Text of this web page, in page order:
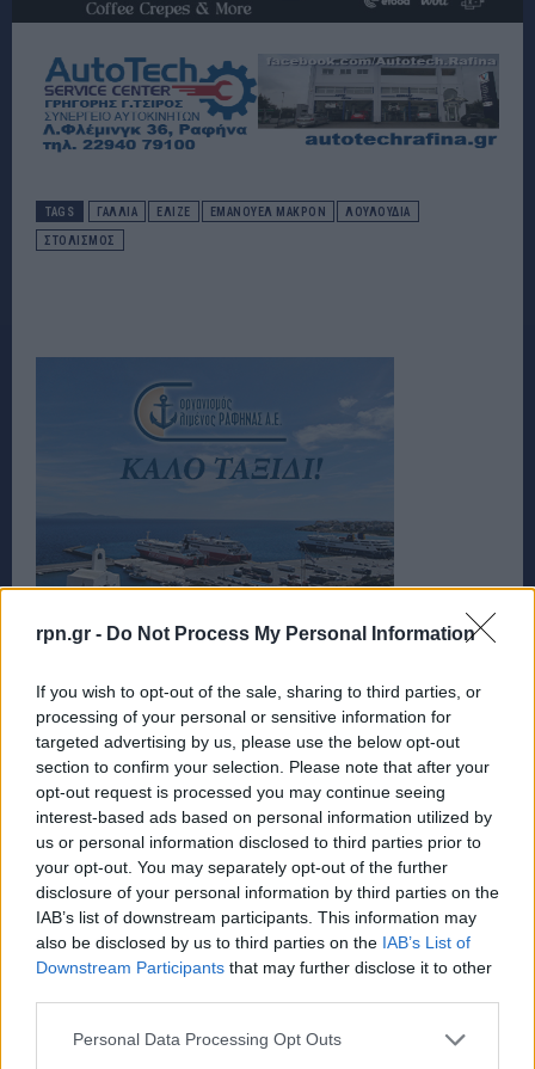
rpn.gr - Do Not Process My Personal Information
If you wish to opt-out of the sale, sharing to third parties, or
processing of your personal or sensitive information for
targeted advertising by us, please use the below opt-out
section to confirm your selection. Please note that after your
opt-out request is processed you may continue seeing
interest-based ads based on personal information utilized by
us or personal information disclosed to third parties prior to
your opt-out. You may separately opt-out of the further
disclosure of your personal information by third parties on the
IAB’s list of downstream participants. This information may
also be disclosed by us to third parties on the IAB’s List of
Downstream Participants that may further disclose it to other
Personal Data Processing Opt Outs
TAGS ΓΑΛΛΙΑ ΕΛΙΖΕ ΕΜΑΝΟΥΕΛ ΜΑΚΡΟΝ ΛΟΥΛΟΥΔΙΑ
ΣΤΟΛΙΣΜΌΣ